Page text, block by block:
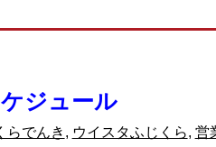
ジュール
らでんき , ウイスタふじくら, 営